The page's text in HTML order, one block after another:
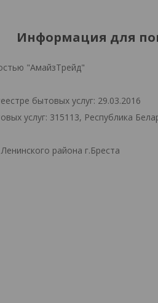
Информация для
"АмайзТрейд"
бытовых услуг: 29.03.2016
услуг: 315113, Республика
района г.Бреста